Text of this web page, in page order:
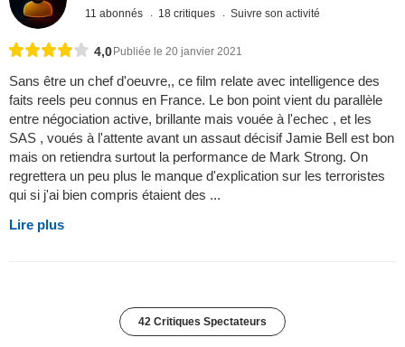
11 abonnés 18 critiques Suivre son activité
4,0Publiée le 20 janvier 2021
Sans être un chef d'oeuvre,, ce film relate avec intelligence des
faits reels peu connus en France. Le bon point vient du parallèle
entre négociation active, brillante mais vouée à l'echec , et les
SAS , voués à l'attente avant un assaut décisif Jamie Bell est bon
mais on retiendra surtout la performance de Mark Strong. On
regrettera un peu plus le manque d'explication sur les terroristes
qui si j'ai bien compris étaient des ...
Lire plus
42 Critiques Spectateurs